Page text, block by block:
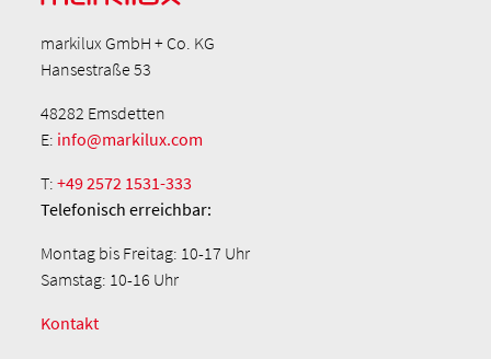
markilux GmbH + Co. KG
Hansestraße 53
48282 Emsdetten
E: info@markilux.com
T:+49 2572 1531-333
Telefonisch erreichbar:
Montag bis Freitag: 10-17 Uhr
Samstag: 10-16 Uhr
Kontakt